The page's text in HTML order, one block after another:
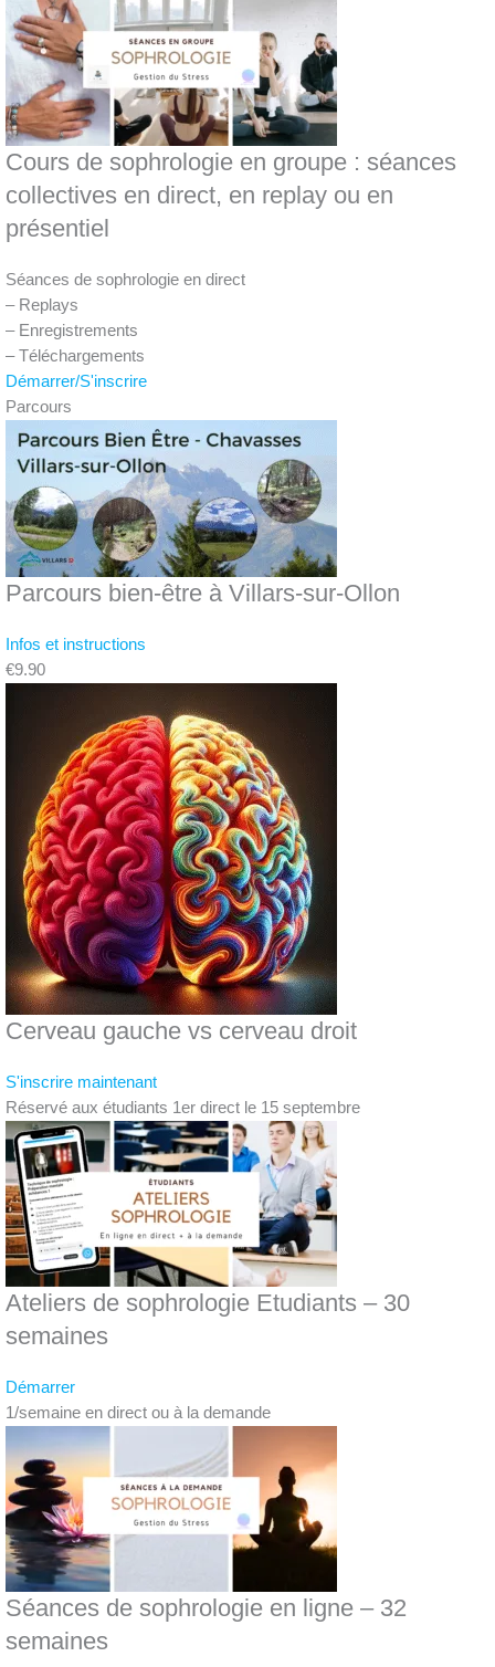
Cours de sophrologie en groupe : séances
collectives en direct, en replay ou en
présentiel
Séances de sophrologie en direct
– Replays
– Enregistrements
– Téléchargements
Démarrer/S'inscrire
Parcours
Parcours bien-être à Villars-sur-Ollon
Infos et instructions
€9.90
Cerveau gauche vs cerveau droit
S'inscrire maintenant
Réservé aux étudiants 1er direct le 15 septembre
Ateliers de sophrologie Etudiants – 30
semaines
Démarrer
1/semaine en direct ou à la demande
Séances de sophrologie en ligne – 32
semaines